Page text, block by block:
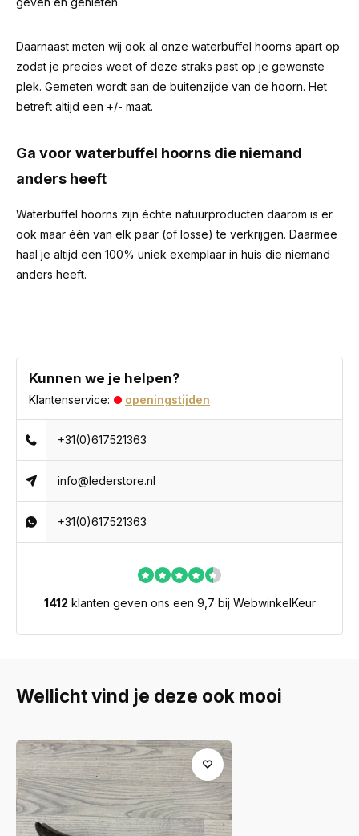
Daarnaast meten wij ook al onze waterbuffel hoorns apart op
zodat je precies weet of deze straks past op je gewenste
plek. Gemeten wordt aan de buitenzijde van de hoorn. Het
betreft altijd een +/- maat.
Ga voor waterbuffel hoorns die niemand
anders heeft
Waterbuffel hoorns zijn échte natuurproducten daarom is er
ook maar één van elk paar (of losse) te verkrijgen. Daarmee
haal je altijd een 100% uniek exemplaar in huis die niemand
anders heeft.
Kunnen we je helpen?
Klantenservice: openingstijden
+31(0)617521363
info@lederstore.nl
+31(0)617521363
1412 klanten geven ons een 9,7 bij WebwinkelKeur
Wellicht vind je deze ook mooi